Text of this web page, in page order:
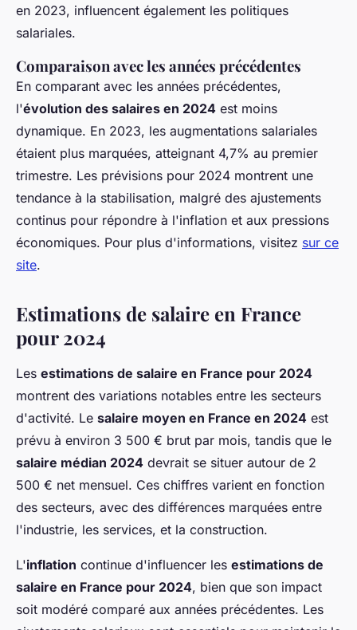
en 2023, influencent également les politiques
salariales.
Comparaison avec les années précédentes
En comparant avec les années précédentes,
l'évolution des salaires en 2024 est moins
dynamique. En 2023, les augmentations salariales
étaient plus marquées, atteignant 4,7% au premier
trimestre. Les prévisions pour 2024 montrent une
tendance à la stabilisation, malgré des ajustements
continus pour répondre à l'inflation et aux pressions
économiques. Pour plus d'informations, visitez sur ce
site.
Estimations de salaire en France
pour 2024
Les estimations de salaire en France pour 2024
montrent des variations notables entre les secteurs
d'activité. Le salaire moyen en France en 2024 est
prévu à environ 3 500 € brut par mois, tandis que le
salaire médian 2024 devrait se situer autour de 2
500 € net mensuel. Ces chiffres varient en fonction
des secteurs, avec des différences marquées entre
l'industrie, les services, et la construction.
L'inflation continue d'influencer les estimations de
salaire en France pour 2024, bien que son impact
soit modéré comparé aux années précédentes. Les